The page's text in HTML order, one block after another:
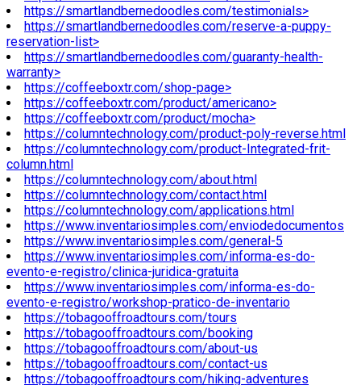
https://smartlandbernedoodles.com/testimonials>
https://smartlandbernedoodles.com/reserve-a-puppy-
reservation-list>
https://smartlandbernedoodles.com/guaranty-health-
warranty>
https://coffeeboxtr.com/shop-page>
https://coffeeboxtr.com/product/americano>
https://coffeeboxtr.com/product/mocha>
https://columntechnology.com/product-poly-reverse.html
https://columntechnology.com/product-Integrated-frit-
column.html
https://columntechnology.com/about.html
https://columntechnology.com/contact.html
https://columntechnology.com/applications.html
https://www.inventariosimples.com/enviodedocumentos
https://www.inventariosimples.com/general-5
https://www.inventariosimples.com/informa-es-do-
evento-e-registro/clinica-juridica-gratuita
https://www.inventariosimples.com/informa-es-do-
evento-e-registro/workshop-pratico-de-inventario
https://tobagooffroadtours.com/tours
https://tobagooffroadtours.com/booking
https://tobagooffroadtours.com/about-us
https://tobagooffroadtours.com/contact-us
https://tobagooffroadtours.com/hiking-adventures